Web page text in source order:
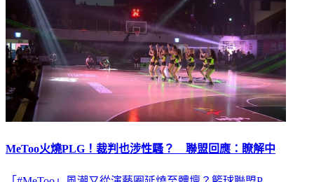
MeToo火燒PLG！裁判也涉性騷？ 聯盟回應：瞭解中